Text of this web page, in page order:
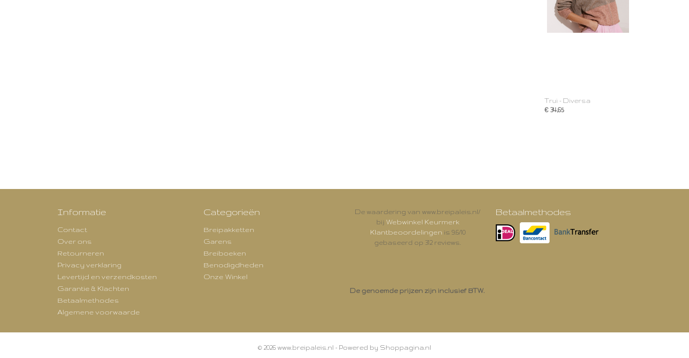
Trui - Diversa
€ 34,65
Informatie
Contact
Over ons
Retourneren
Privacy verklaring
Levertijd en verzendkosten
Garantie & Klachten
Betaalmethodes
Algemene voorwaarde
Categorieën
Breipakketten
Garens
Breiboeken
Benodigdheden
Onze Winkel
De waardering van www.breipaleis.nl/
bij Webwinkel Keurmerk
Klantbeoordelingen is 9.6/10
gebaseerd op 312 reviews.
De genoemde prijzen zijn inclusief BTW.
Betaalmethodes
© 2026 www.breipaleis.nl - Powered by Shoppagina.nl